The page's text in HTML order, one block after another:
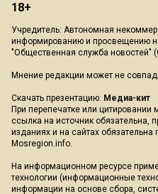
18+
Учредитель: Автономная
информированию и просвещению
"Общественная служба новостей"
Мнение редакции может не
Скачать презентацию: Медиа-кит
При перепечатке или
ссылка на источник обязательна,
изданиях и на сайтах
Mosregion.info.
На информационном ресурсе
технологии (информационные
информации на основе сбора,